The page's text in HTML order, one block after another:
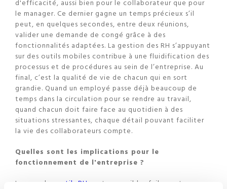
d'efficacité, aussi bien pour le collaborateur que pour
le manager. Ce dernier gagne un temps précieux s’il
peut, en quelques secondes, entre deux réunions,
valider une demande de congé grâce à des
fonctionnalités adaptées. La gestion des RH s’appuyant
sur des outils mobiles contribue à une fluidification des
processus et de procédures au sein de l’entreprise. Au
final, c’est la qualité de vie de chacun qui en sort
grandie. Quand un employé passe déjà beaucoup de
temps dans la circulation pour se rendre au travail,
quand chacun doit faire face au quotidien à des
situations stressantes, chaque détail pouvant faciliter
la vie des collaborateurs compte.
Quelles sont les implications pour le
fonctionnement de l'entreprise ?
Lorsque les
outils RH sont accessibles failement, sans